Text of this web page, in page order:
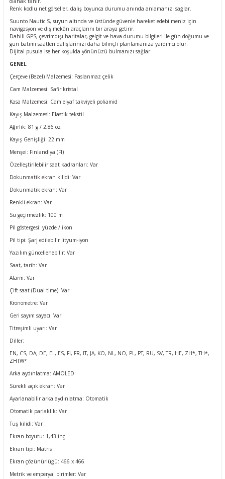
Renk kodlu net görseller, dalış boyunca durumu anında anlamanızı sağlar.
Suunto Nautic S, suyun altında ve üstünde güvenle hareket edebilmeniz için
navigasyon ve dış mekân araçlarını bir araya getirir.
Dahili GPS, çevrimdışı haritalar, gelgit ve hava durumu bilgileri ile gün doğumu ve
gün batımı saatleri dalışlarınızı daha bilinçli planlamanıza yardımcı olur.
Dijital pusula ise her koşulda yönünüzü bulmanızı sağlar.
GENEL
Çerçeve (Bezel) Malzemesi: Paslanmaz çelik
Cam Malzemesi: Safir kristal
Kasa Malzemesi: Cam elyaf takviyeli poliamid
Kayış Malzemesi: Elastik tekstil
Ağırlık: 81 g / 2,86 oz
Kayış Genişliği: 22 mm
Menşei: Finlandiya (FI)
Özelleştirilebilir saat kadranları: Var
Dokunmatik ekran kilidi: Var
Dokunmatik ekran: Var
Renkli ekran: Var
Su geçirmezlik: 100 m
Pil göstergesi: yüzde / ikon
Pil tipi: Şarj edilebilir lityum-iyon
Yazılım güncellenebilir: Var
Saat, tarih: Var
Alarm: Var
Çift saat (Dual time): Var
Kronometre: Var
Geri sayım sayacı: Var
Titreşimli uyarı: Var
Diller:
EN, CS, DA, DE, EL, ES, FI, FR, IT, JA, KO, NL, NO, PL, PT, RU, SV, TR, HE, ZH*, TH*,
ZHTW*
Arka aydınlatma: AMOLED
Sürekli açık ekran: Var
Ayarlanabilir arka aydınlatma: Otomatik
Otomatik parlaklık: Var
Tuş kilidi: Var
Ekran boyutu: 1,43 inç
Ekran tipi: Matris
Ekran çözünürlüğü: 466 x 466
Metrik ve emperyal birimler: Var